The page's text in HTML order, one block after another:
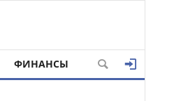
ФИНАНСЫ